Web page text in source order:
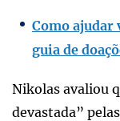
Como ajudar
guia de
Nikolas avaliou
devastada”